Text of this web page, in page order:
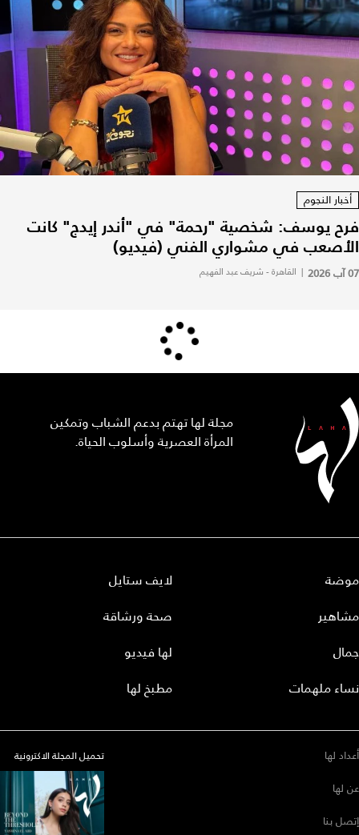
أخبار النجوم
فرح يوسف: شخصية "رحمة" في "أندر إيدج" كانت
الأصعب في مشواري الفني (فيديو)
07 آب 2026 | القاهرة - شريف عبد الفهيم
مجلة لها تهتم بدعم الشباب وتمكين
المرأة العصرية وأسلوب الحياة.
موضة
مشاهير
جمال
نساء ملهمات
لايف ستايل
صحة ورشاقة
لها فيديو
مطبخ لها
أعداد لها
عن لها
إتصل بنا
تحميل المجلة الاكترونية